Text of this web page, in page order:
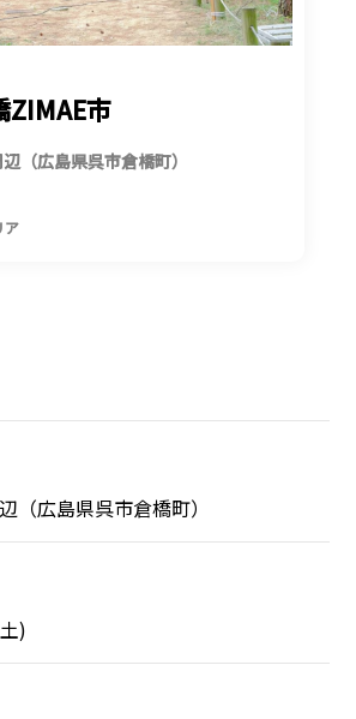
ZIMAE市
（広島県呉市倉橋町）
ア
（広島県呉市倉橋町）
)